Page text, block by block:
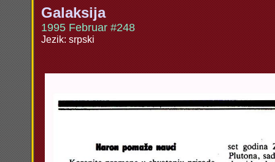
Galaksija
1995 Februar #248
Jezik: srpski